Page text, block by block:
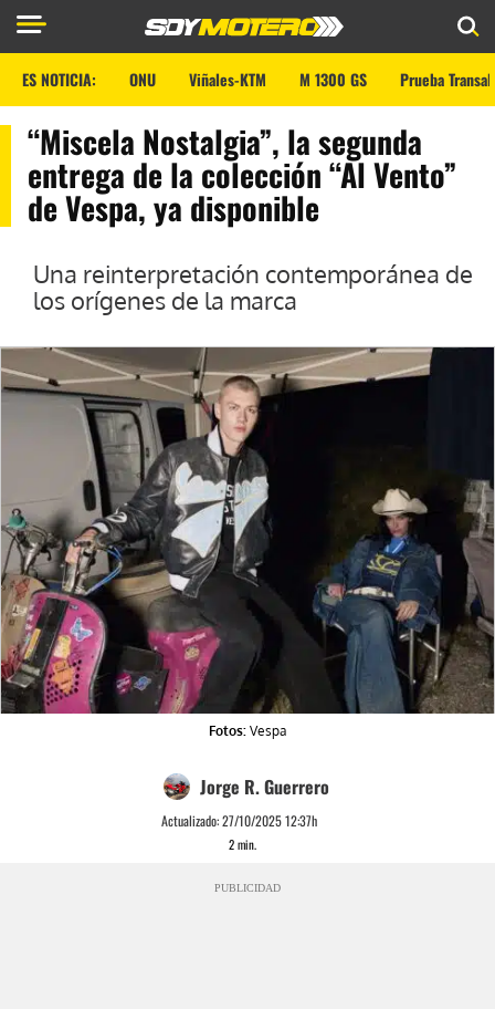
ES NOTICIA: ONU Viñales-KTM M 1300 GS Prueba
“Miscela Nostalgia”, la segunda
entrega de la colección “Al Vento”
de Vespa, ya disponible
Una reinterpretación contemporánea de
los orígenes de la marca
Fotos: Vespa
Jorge R. Guerrero
Actualizado:27/10/2025 12:37h
2min.
PUBLICIDAD